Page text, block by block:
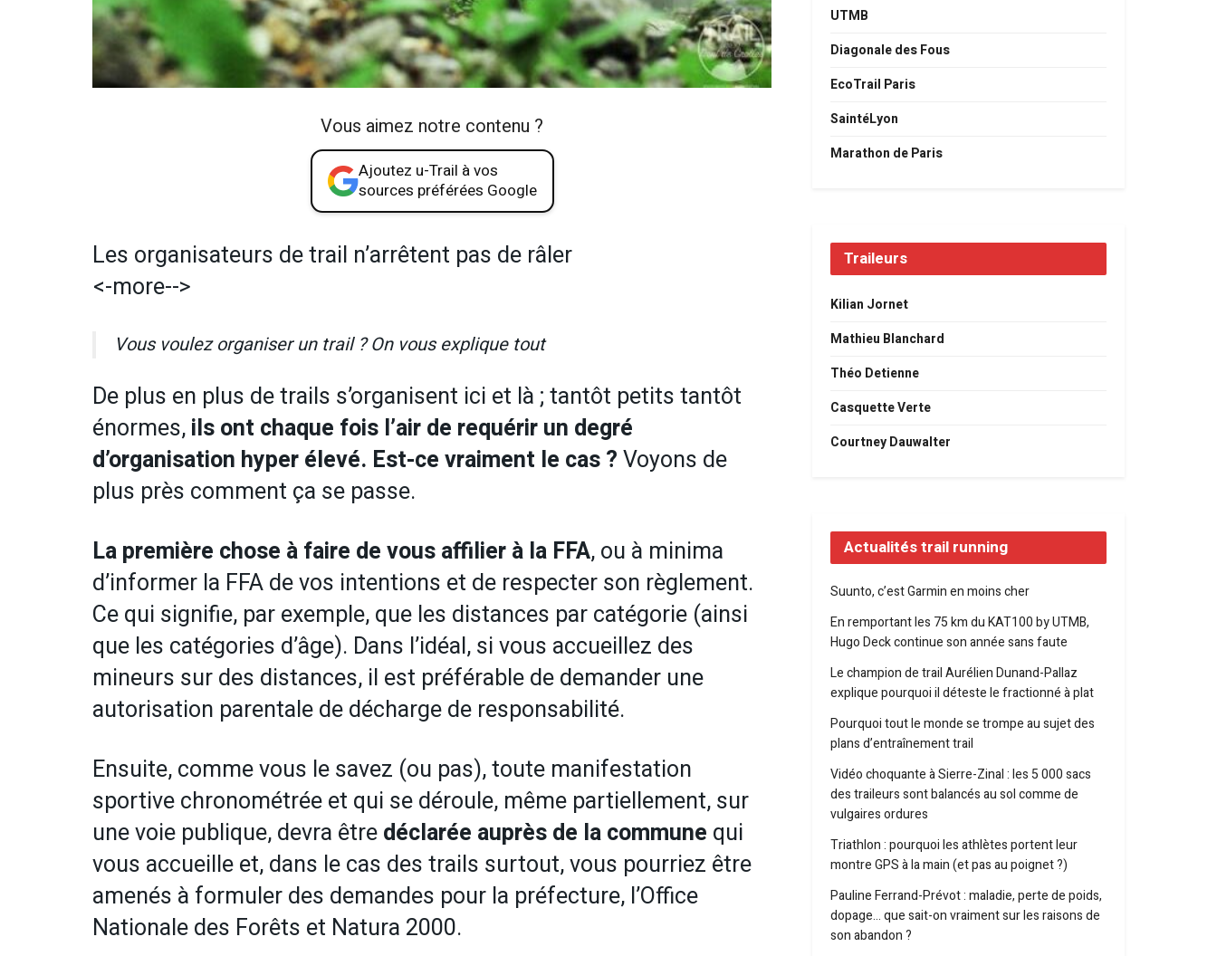
Vous aimez notre contenu ?
Ajoutez u-Trail à vos
sources préférées Google
Les organisateurs de trail n’arrêtent pas de râler
<-more-->
Vous voulez organiser un trail ? On vous explique tout
De plus en plus de trails s’organisent ici et là ; tantôt petits tantôt
énormes,ils ont chaque fois l’air de requérir un degré
d’organisation hyper élevé. Est-ce vraiment le cas ?Voyons de
plus près comment ça se passe.
La première chose à faire de vous affilier à la FFA, ou à minima
d’informer la FFA de vos intentions et de respecter son règlement.
Ce qui signifie, par exemple, que les distances par catégorie (ainsi
que les catégories d’âge). Dans l’idéal, si vous accueillez des
mineurs sur des distances, il est préférable de demander une
autorisation parentale de décharge de responsabilité.
Ensuite, comme vous le savez (ou pas), toute manifestation
sportive chronométrée et qui se déroule, même partiellement, sur
une voie publique, devra êtredéclarée auprès de la commune qui
vous accueille et, dans le cas des trails surtout, vous pourriez être
amenés à formuler des demandes pour la préfecture, l’Office
Nationale des Forêts et Natura 2000.
UTMB
Diagonale des Fous
EcoTrail Paris
SaintéLyon
Marathon de Paris
Traileurs
Kilian Jornet
Mathieu Blanchard
Théo Detienne
Casquette Verte
Courtney Dauwalter
Actualités trail running
Suunto, c’est Garmin en moins cher
En remportant les 75 km du KAT100 by UTMB,
Hugo Deck continue son année sans faute
Le champion de trail Aurélien Dunand-Pallaz
explique pourquoi il déteste le fractionné à plat
Pourquoi tout le monde se trompe au sujet des
plans d’entraînement trail
Vidéo choquante à Sierre-Zinal : les 5 000 sacs
des traileurs sont balancés au sol comme de
vulgaires ordures
Triathlon : pourquoi les athlètes portent leur
montre GPS à la main (et pas au poignet ?)
Pauline Ferrand-Prévot : maladie, perte de poids,
dopage… que sait-on vraiment sur les raisons de
son abandon ?